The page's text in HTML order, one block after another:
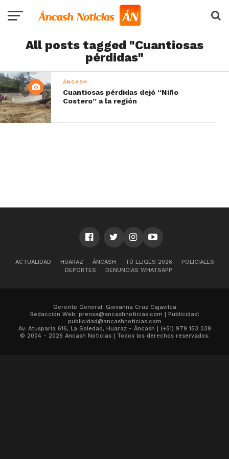
All posts tagged "Cuantiosas
pérdidas"
ÁNCASH
Cuantiosas pérdidas dejó “Niño
Costero” a la región
ACTUALIDAD HUARAZ ÁNCASH TÚ ELIGES 2026
POLICIALES
DEPORTES
DENUNCIAS WHATSAPP
Gerente General: Giovanna Cruz Cajavilca
Redacción Web: prensa@ancashnoticias.com | Publicidad:
publicidad@ancashnoticias.com
Av. Atusparia 616, La Soledad, Huaraz - Áncash | (+51) 979 153 239
© 2004 - 2026 Ancash Noticias | Todos los derechos reservados.